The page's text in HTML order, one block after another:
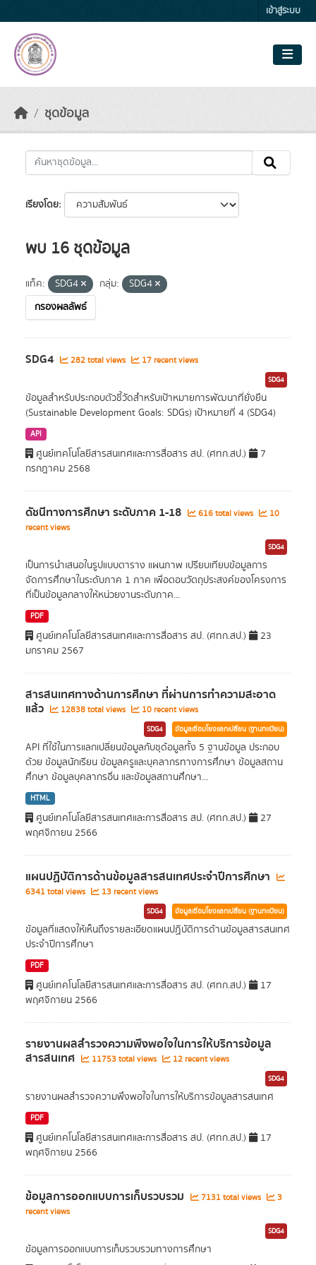
เข้าสู่ระบบ
ชุดข้อมูล
เรียงโดย
พบ 16 ชุดข้อมูล
แท็ค: SDG4 กลุ่ม:
SDG4
กรองผลลัพธ์
SDG4 282 total views 17 recent views
SDG4
ข้อมูลสำหรับประกอบตัวชี้วัดสำหรับเป้าหมายการพัฒนาที่ยั่งยืน
(Sustainable Development Goals: SDGs) เป้าหมายที่ 4 (SDG4)
API
ศูนย์เทคโนโลยีสารสนเทศและการสื่อสาร สป. (ศทก.สป.)
7
กรกฎาคม 2568
ดัชนีทางการศึกษา ระดับภาค 1-18 616 total views
10
recent views
SDG4
เป็นการนำเสนอในรูปแบบตาราง แผนภาพ เปรียบเทียบข้อมูลการ
จัดการศึกษาในระดับภาค 1 ภาค เพื่อตอบวัตถุประสงค์ของโครงการ
ที่เป็นข้อมูลกลางให้หน่วยงานระดับภาค...
PDF
ศูนย์เทคโนโลยีสารสนเทศและการสื่อสาร สป. (ศทก.สป.)
23
มกราคม 2567
สารสนเทศทางด้านการศึกษา ที่ผ่านการทำความสะอาด
แล้ว 12838 total views 10 recent views
SDG4 ข้อมูลเชื่อมโยงแลกเปลี่ยน (ฐานทะเบียน)
API ที่ใช้ในการแลกเปลี่ยนข้อมูลกับชุด้อมูลทั้ง 5 ฐานข้อมูล ประกอบ
ด้วย ข้อมูลนักเรียน ข้อมูลครูและบุคลากรทางการศึกษา ข้อมูลสถาน
ศึกษา ข้อมูลบุคลากรอื่น และข้อมูลสถานศึกษา...
HTML
ศูนย์เทคโนโลยีสารสนเทศและการสื่อสาร สป. (ศทก.สป.)
27
พฤศจิกายน 2566
แผนปฏิบัติการด้านข้อมูลสารสนเทศประจำปีการศึกษา
6341 total views 13 recent views
SDG4 ข้อมูลเชื่อมโยงแลกเปลี่ยน (ฐานทะเบียน)
ข้อมูลที่แสดงให้เห็นถึงรายละเอียดแผนปฏิบัติการด้านข้อมูลสารสนเทศ
ประจำปีการศึกษา
PDF
ศูนย์เทคโนโลยีสารสนเทศและการสื่อสาร สป. (ศทก.สป.)
17
พฤศจิกายน 2566
รายงานผลสำรวจความพึงพอใจในการให้บริการข้อมูล
สารสนเทศ 11753 total views 12 recent views
SDG4
รายงานผลสำรวจความพึงพอใจในการให้บริการข้อมูลสารสนเทศ
PDF
ศูนย์เทคโนโลยีสารสนเทศและการสื่อสาร สป. (ศทก.สป.)
17
พฤศจิกายน 2566
ข้อมูลการออกแบบการเก็บรวบรวม 7131 total views
3
recent views
SDG4
ข้อมูลการออกแบบการเก็บรวบรวมทางการศึกษา